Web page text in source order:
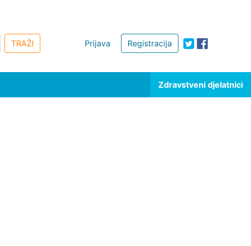
Registracija
Prijava
TRAŽI
Zdravstveni djelatnici